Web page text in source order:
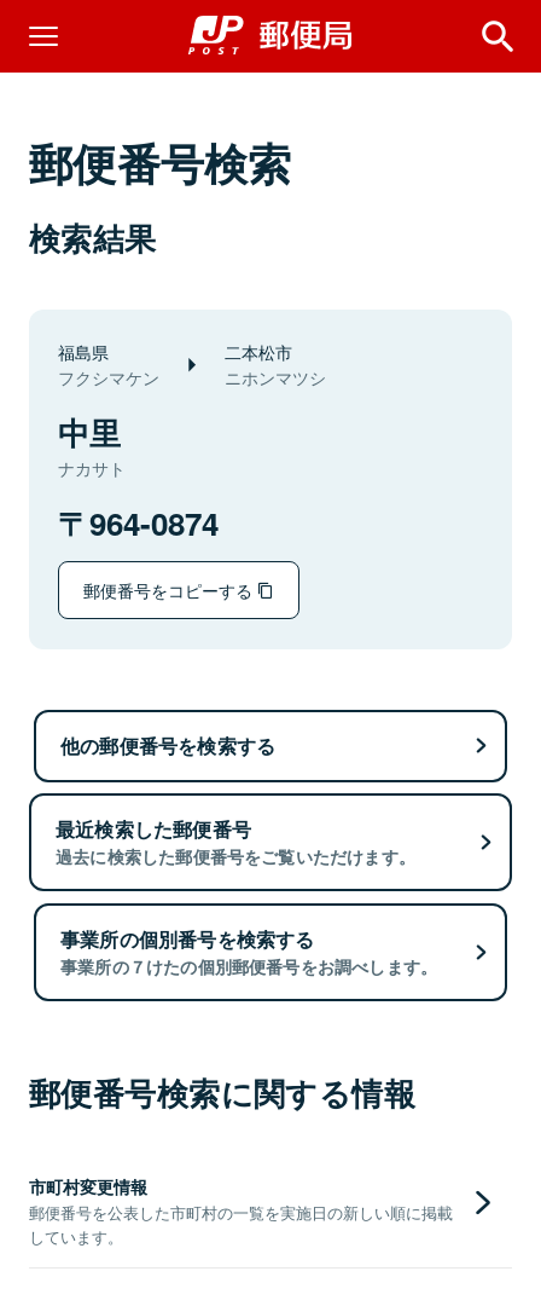
郵便番号検索
検索結果
福島県
フクシマケン
二本松市
ニホンマツシ
中里
ナカサト
964-0874
郵便番号をコピーする
他の郵便番号を検索する
最近検索した郵便番号
過去に検索した郵便番号をご覧いただけます。
事業所の個別番号を検索する
事業所の７けたの個別郵便番号をお調べします。
郵便番号検索に関する情報
市町村変更情報
郵便番号を公表した市町村の一覧を実施日の新しい順に掲載
しています。